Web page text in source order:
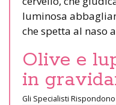
luminosa
che spetta al naso
Olive e
in
Gli Specialisti Rispondono